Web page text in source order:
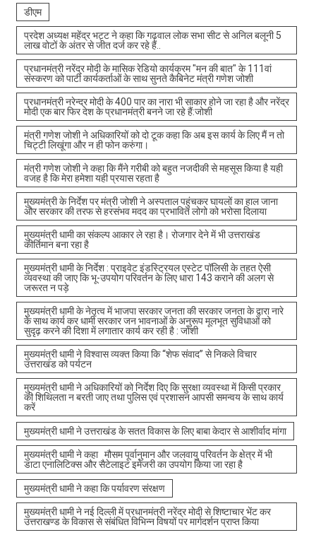
डीएम
प्रदेश अध्यक्ष महेंद्र भट्ट ने कहा कि गढ़वाल लोक सभा सीट से अनिल बलूनी 5
लाख वोटों के अंतर से जीत दर्ज कर रहे हैं..
प्रधानमंत्री नरेंद्र मोदी के मासिक रेडियो कार्यक्रम "मन की बात" के 111वां
संस्करण को पार्टी कार्यकर्ताओं के साथ सुनते कैबिनेट मंत्री गणेश जोशी
प्रधानमंत्री नरेन्द्र मोदी के 400 पार का नारा भी साकार होने जा रहा है और नरेंद्र
मोदी एक बार फिर देश के प्रधानमंत्री बनने जा रहे हैं:जोशी
मंत्री गणेश जोशी ने अधिकारियों को दो टूक कहा कि अब इस कार्य के लिए मैं न तो
चिट्टी लिखूंगा और न ही फोन करुंगा।
मंत्री गणेश जोशी ने कहा कि मैंने गरीबी को बहुत नजदीकी से महसूस किया है यही
वजह है कि मेरा हमेशा यही प्रयास रहता है
मुख्यमंत्री के निर्देश पर मंत्री जोशी ने अस्पताल पहुंचकर घायलों का हाल जाना
और सरकार की तरफ से हरसंभव मदद का प्रभावित लोगो को भरोसा दिलाया
मुख्यमंत्री धामी का संकल्प आकार ले रहा है। रोजगार देने में भी उत्तराखंड
कीर्तिमान बना रहा है
मुख्यमंत्री धामी के निर्देश : प्राइवेट इंडस्ट्रियल एस्टेट पॉलिसी के तहत ऐसी
व्यवस्था की जाए कि भू-उपयोग परिवर्तन के लिए धारा 143 कराने की अलग से
जरूरत न पड़े
मुख्यमंत्री धामी के नेतृत्व में भाजपा सरकार जनता की सरकार जनता के द्वारा नारे
के साथ कार्य कर धामी सरकार जन भावनाओं के अनुरूप मूलभूत सुविधाओं को
सुदृढ़ करने की दिशा में लगातार कार्य कर रही है : जोशी
मुख्यमंत्री धामी ने विश्वास व्यक्त किया कि “शेफ संवाद” से निकले विचार
उत्तराखंड को पर्यटन
मुख्यमंत्री धामी ने अधिकारियों को निर्देश दिए कि सुरक्षा व्यवस्था में किसी प्रकार
की शिथिलता न बरती जाए तथा पुलिस एवं प्रशासन आपसी समन्वय के साथ कार्य
करें
मुख्यमंत्री धामी ने उत्तराखंड के सतत विकास के लिए बाबा केदार से आशीर्वाद मांगा
मुख्यमंत्री धामी ने कहा मौसम पूर्वानुमान और जलवायु परिवर्तन के क्षेत्र में भी
डाटा एनालिटिक्स और सैटेलाइट इमेजरी का उपयोग किया जा रहा है
मुख्यमंत्री धामी ने कहा कि पर्यावरण संरक्षण
मुख्यमंत्री धामी ने नई दिल्ली में प्रधानमंत्री नरेंद्र मोदी से शिष्टाचार भेंट कर
उत्तराखण्ड के विकास से संबंधित विभिन्न विषयों पर मार्गदर्शन प्राप्त किया